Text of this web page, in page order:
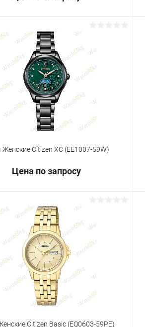
Запросить цену
1 клик
Под заказ
Citizen XC (EE1007-59W)
Цена по запросу
Запросить цену
1 клик
Под заказ
Citizen Basic (EQ0603-59PE)